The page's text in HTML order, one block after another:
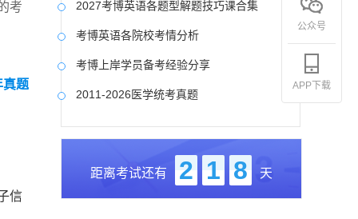
考
真题
信
2027考博英语各题型解题技巧课合集
考博英语各院校考情分析
考博上岸学员备考经验分享
2011-2026医学统考真题
中国社会科学院大学真题合集
国防科技大学历年真题
中央美术学院历年真题
距离考试还有 2 1 8 天
公众号
APP下载